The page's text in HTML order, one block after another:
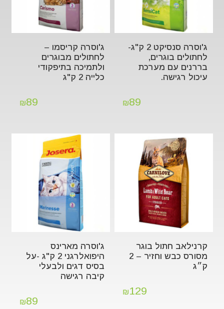
ג'וסרה סנסיקט 2 ק"ג-
לחתולים בוגרים,
בררנים עם מערכת
עיכול רגישה.
₪89
ג'וסרה קריסמו –
לחתולים מבוגרים
ולתמיכה בתיפקודי
כלייה 2 ק"ג
₪89
קרנילאב חתול בוגר
מסורס כבש וחזיר – 2
ק״ג
₪129
ג'וסרה מארינס
היפואלרגני 2 ק"ג -על
בסיס דגים ולבעלי
קיבה רגישה
₪89